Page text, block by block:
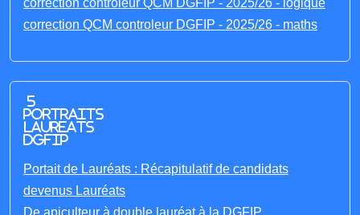
correction QCM controleur DGFIP - 2025/26 - maths
5
portraits
laureats
DGFIP
Portait de Lauréats : Récapitulatif de candidats
devenus Lauréats
De apiculteur à double lauréat à la DGFIP